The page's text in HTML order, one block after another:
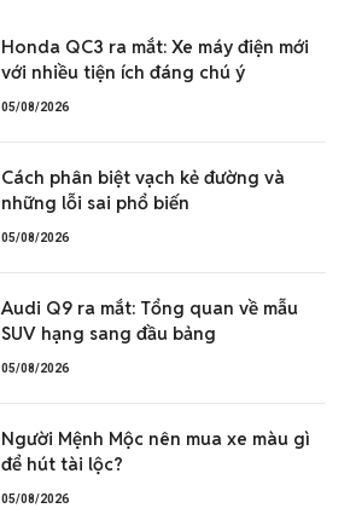
Honda QC3 ra mắt: Xe máy điện mới
với nhiều tiện ích đáng chú ý
05/08/2026
Cách phân biệt vạch kẻ đường và
những lỗi sai phổ biến
05/08/2026
Audi Q9 ra mắt: Tổng quan về mẫu
SUV hạng sang đầu bảng
05/08/2026
Người Mệnh Mộc nên mua xe màu gì
để hút tài lộc?
05/08/2026